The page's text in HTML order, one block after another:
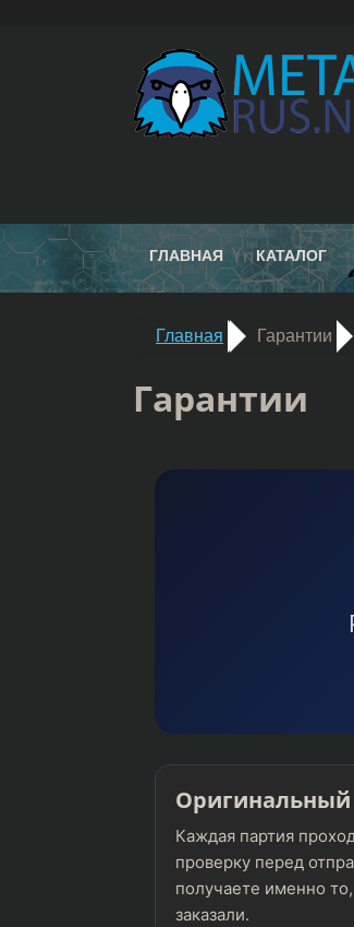
ГЛАВНАЯ КАТАЛОГ
Главная Гарантии
Гарантии
Оригинальный
Каждая партия
проверку перед
получаете именно
заказали.